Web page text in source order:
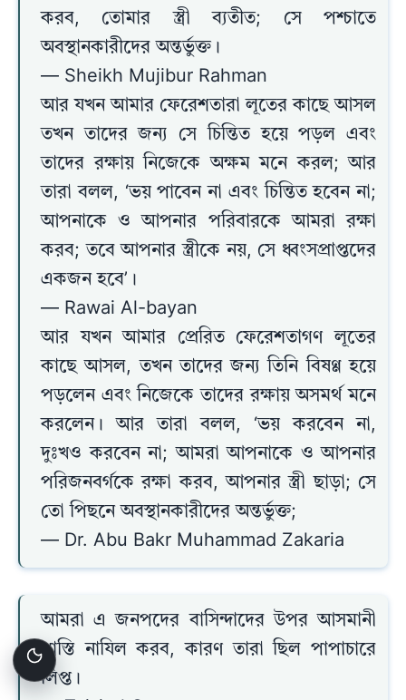
করব, তোমার স্ত্রী ব্যতীত; সে পশ্চাতে
অবস্থানকারীদের অন্তর্ভুক্ত।
— Sheikh Mujibur Rahman
আর যখন আমার ফেরেশতারা লূতের কাছে আসল
তখন তাদের জন্য সে চিন্তিত হয়ে পড়ল এবং
তাদের রক্ষায় নিজেকে অক্ষম মনে করল; আর
তারা বলল, ‘ভয় পাবেন না এবং চিন্তিত হবেন না;
আপনাকে ও আপনার পরিবারকে আমরা রক্ষা
করব; তবে আপনার স্ত্রীকে নয়, সে ধ্বংসপ্রাপ্তদের
একজন হবে’।
— Rawai Al-bayan
আর যখন আমার প্রেরিত ফেরেশতাগণ লূতের
কাছে আসল, তখন তাদের জন্য তিনি বিষণ্ণ হয়ে
পড়লেন এবং নিজেকে তাদের রক্ষায় অসমর্থ মনে
করলেন। আর তারা বলল, ‘ভয় করবেন না,
দুঃখও করবেন না; আমরা আপনাকে ও আপনার
পরিজনবৰ্গকে রক্ষা করব, আপনার স্ত্রী ছাড়া; সে
তো পিছনে অবস্থানকারীদের অন্তর্ভুক্ত;
— Dr. Abu Bakr Muhammad Zakaria
আমরা এ জনপদের বাসিন্দাদের উপর আসমানী
শাস্তি নাযিল করব, কারণ তারা ছিল পাপাচারে
লিপ্ত।